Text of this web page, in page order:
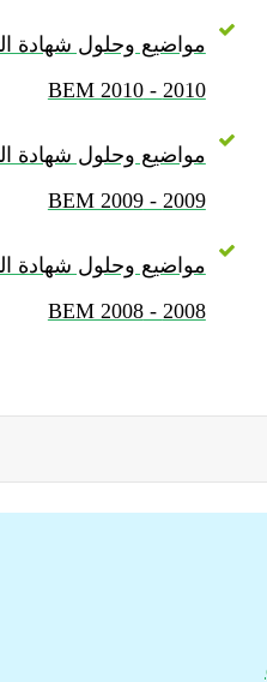
مواضيع وحلول شهادة
2010 - BEM 2010
مواضيع وحلول شهادة
2009 - BEM 2009
مواضيع وحلول شهادة
2008 - BEM 2008